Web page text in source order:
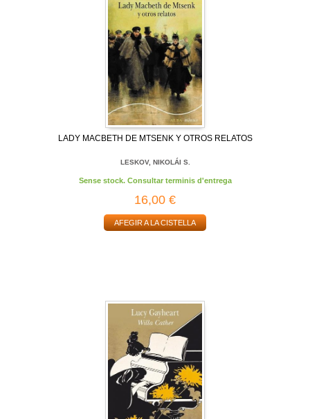
LADY MACBETH DE MTSENK Y OTROS RELATOS
LESKOV, NIKOLÁI S.
Sense stock. Consultar terminis d'entrega
16,00 €
AFEGIR A LA CISTELLA